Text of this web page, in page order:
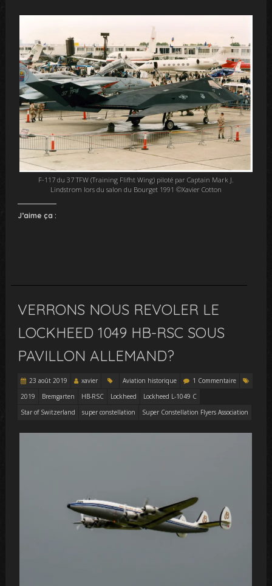
F-117 du 37 TFW (Training Flifht Wing) piloté par Captain Mark J.
Lindstrom lors du salon du Bourget 1991 ©Xavier Cotton
J’aime ça :
VERRONS NOUS REVOLER LE
LOCKHEED 1049 HB-RSC SOUS
PAVILLON ALLEMAND?
23 août 2019 xavier Aviation historique
1 Commentaire
2019
Bremgarten HB-RSC Lockheed
Lockheed L-1049 C
Star of Switzerland
super constellation Super Constellation Flyers Association